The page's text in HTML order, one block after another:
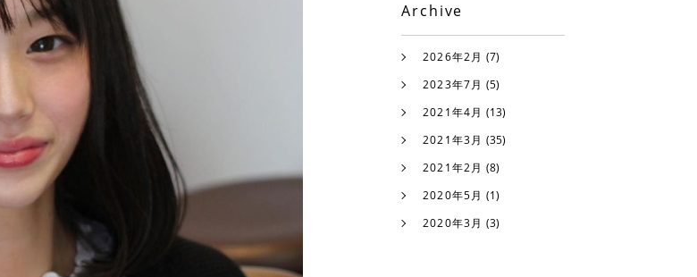
Archive
2026年2月 (7)
2023年7月 (5)
2021年4月 (13)
2021年3月 (35)
2021年2月 (8)
2020年5月 (1)
2020年3月 (3)